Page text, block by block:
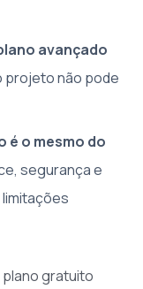
avançado
projeto não pode
é o mesmo do
segurança e
plano gratuito